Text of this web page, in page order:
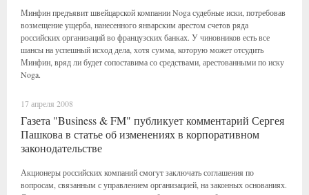
Минфин предъявит швейцарской компании Noga судебные иски, потребовав
возмещение ущерба, нанесенного январским арестом счетов ряда
российских организаций во французских банках. У чиновников есть все
шансы на успешный исход дела, хотя сумма, которую может отсудить
Минфин, вряд ли будет сопоставима со средствами, арестованными по иску
Noga.
17 апреля 2008
Газета "Business & FM" публикует комментарий Сергея
Пашкова в статье об изменениях в корпоративном
законодательстве
Акционеры российских компаний смогут заключать соглашения по
вопросам, связанным с управлением организацией, на законных основаниях.